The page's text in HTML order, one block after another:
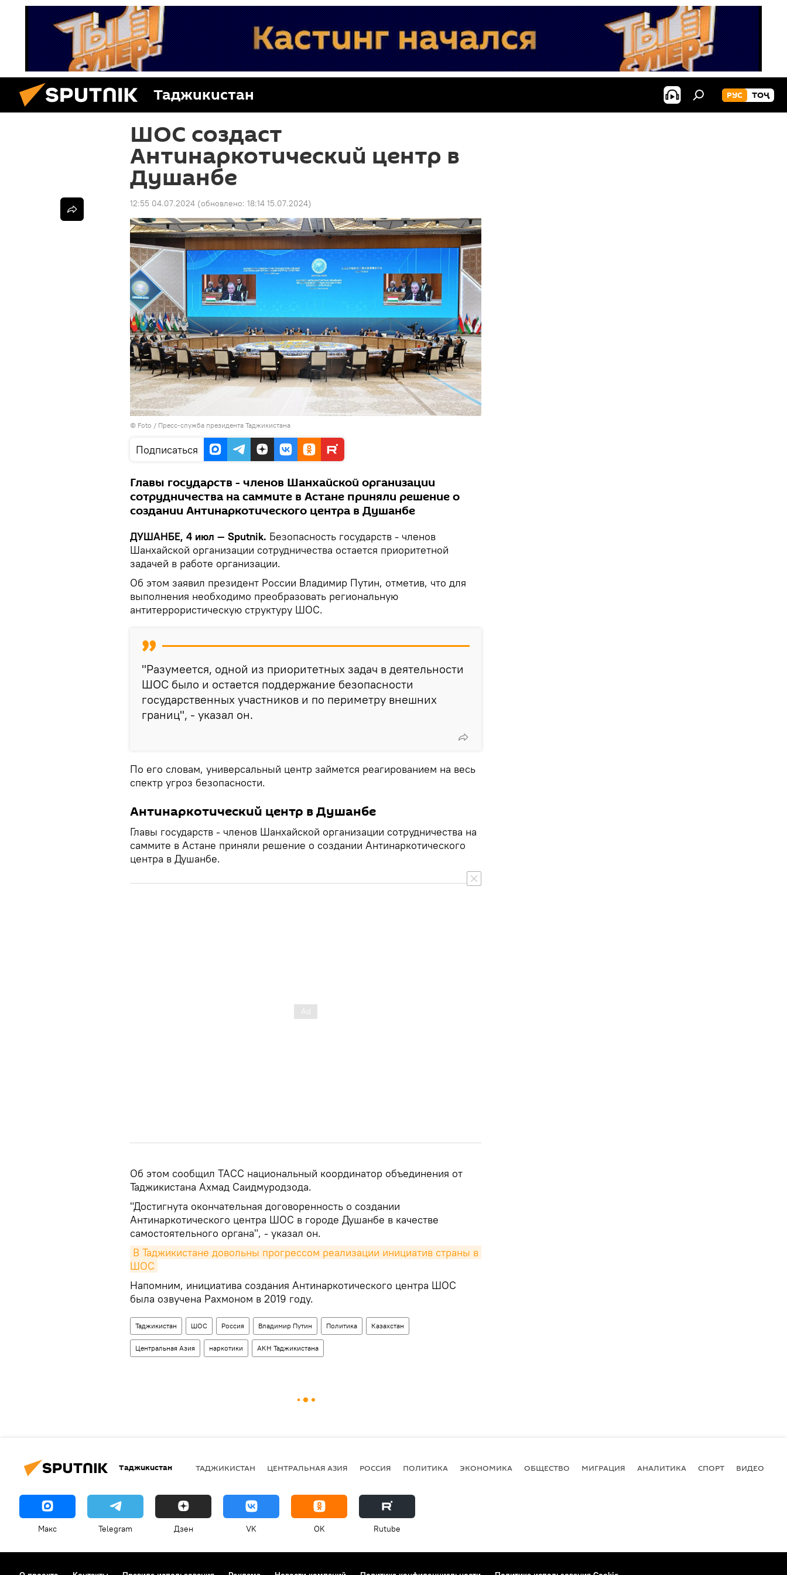
Таджикистан РУС ТОҶ
ШОС создаст
Антинаркотический центр в
Душанбе
12:55 04.07.2024 (обновлено: 18:14 15.07.2024)
© Foto / Пресс-служба президента Таджикистана
Подписаться
Главы государств - членов Шанхайской организации
сотрудничества на саммите в Астане приняли решение о
создании Антинаркотического центра в Душанбе
ДУШАНБЕ, 4 июл — Sputnik. Безопасность государств - членов
Шанхайской организации сотрудничества остается приоритетной
задачей в работе организации.
Об этом заявил президент России Владимир Путин, отметив, что для
выполнения необходимо преобразовать региональную
антитеррористическую структуру ШОС.
"Разумеется, одной из приоритетных задач в деятельности
ШОС было и остается поддержание безопасности
государственных участников и по периметру внешних
границ", - указал он.
По его словам, универсальный центр займется реагированием на весь
спектр угроз безопасности.
Антинаркотический центр в Душанбе
Главы государств - членов Шанхайской организации сотрудничества на
саммите в Астане приняли решение о создании Антинаркотического
центра в Душанбе.
Об этом сообщил ТАСС национальный координатор объединения от
Таджикистана Ахмад Саидмуродзода.
"Достигнута окончательная договоренность о создании
Антинаркотического центра ШОС в городе Душанбе в качестве
самостоятельного органа", - указал он.
В Таджикистане довольны прогрессом реализации инициатив страны в
ШОС
Напомним, инициатива создания Антинаркотического центра ШОС
была озвучена Рахмоном в 2019 году.
Таджикистан ШОС Россия Владимир Путин Политика Казахстан
Центральная Азия наркотики АКН Таджикистана
Таджикистан ТАДЖИКИСТАН ЦЕНТРАЛЬНАЯ АЗИЯ РОССИЯ ПОЛИТИКА ЭКОНОМИКА ОБЩЕСТВО МИГРАЦИЯ АНАЛИТИКА СПОРТ ВИДЕО
Макс Telegram Дзен VK OK Rutube